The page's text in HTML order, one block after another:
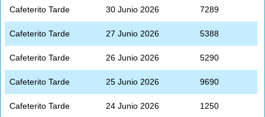
Cafeterito Tarde 30 Junio 2026 7289
Cafeterito Tarde 27 Junio 2026 5388
Cafeterito Tarde 26 Junio 2026 5290
Cafeterito Tarde 25 Junio 2026 9690
Cafeterito Tarde 24 Junio 2026 1250